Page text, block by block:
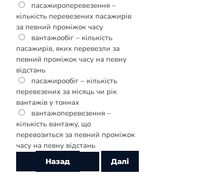
пасажироперевезення –
кількість перевезених пасажирів
за певний проміжок часу
вантажообіг – кількість
пасажирів, яких перевезли за
певний проміжок часу на певну
відстань
пасажирообіг – кількість
перевезених за місяць чи рік
вантажів у тоннах
вантажоперевезення –
кількість вантажу, що
перевозиться за певний проміжок
часу на певну відстань